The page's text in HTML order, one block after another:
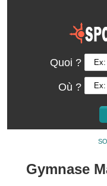
Quoi ?
Où ?
Gymnase